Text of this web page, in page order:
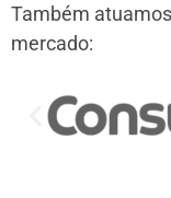
Também
mercado: